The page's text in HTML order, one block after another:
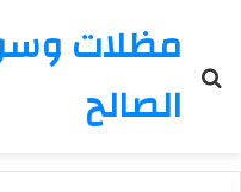
مظلات
الصالحعن